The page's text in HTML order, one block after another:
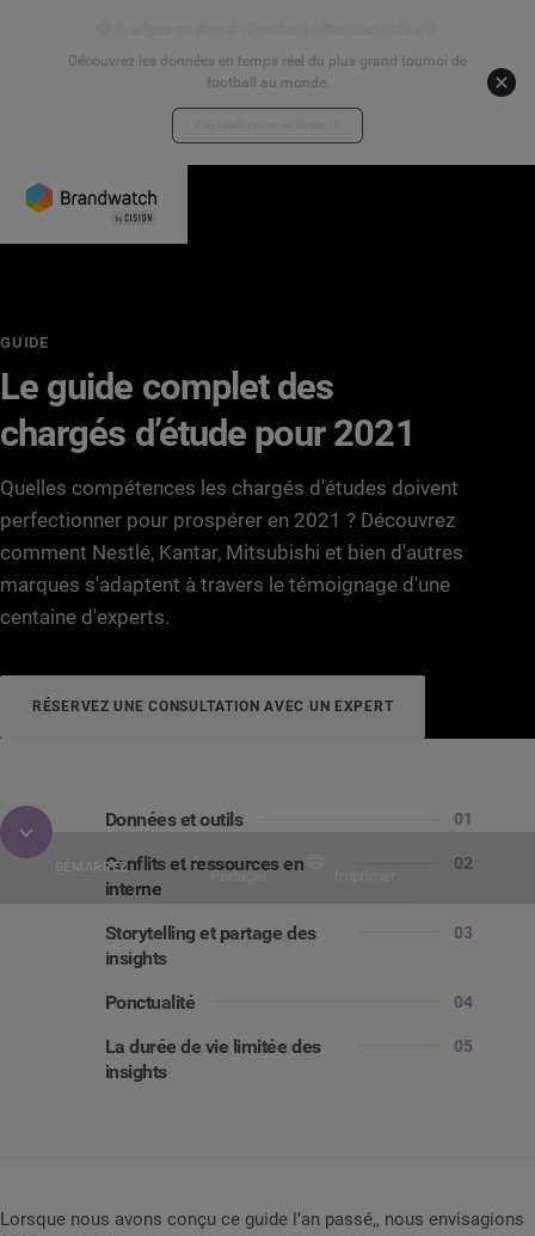
Découvrez les données en temps réel du plus grand tournoi de
football au monde.
GUIDE
Le guide complet des
chargés d’étude pour 2021
Quelles compétences les chargés d'études doivent
perfectionner pour prospérer en 2021 ? Découvrez
comment Nestlé, Kantar, Mitsubishi et bien d'autres
marques s'adaptent à travers le témoignage d'une
centaine d'experts.
RÉSERVEZ UNE CONSULTATION AVEC UN EXPERT
DÉMARREZ Partager
Table des matières
Données et outils 01
Conflits et ressources en
interne
02
Storytelling et partage des
insights
03
Ponctualité 04
La durée de vie limitée des
insights
05
Lorsque nous avons conçu ce guide l’an passé,, nous envisagions